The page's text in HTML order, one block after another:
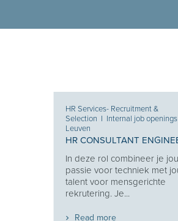
HR Services- Recruitment &
Selection I Internal job openings
Leuven
HR CONSULTANT
In deze rol combineer je
passie voor techniek met
talent voor mensgerichte
rekrutering. Je...
Read more